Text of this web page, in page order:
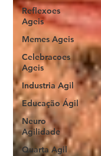
Reflexoes
Ageis
Memes Ageis
Celebracoes
Ageis
Industria Agil
Educação Ágil
Neuro
Agilidade
Quarta Agil